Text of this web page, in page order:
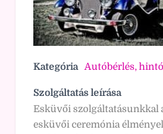
Kategória Autóbérlés,
Szolgáltatás leírása
Esküvői szolgáltatásunkkal
esküvői ceremónia